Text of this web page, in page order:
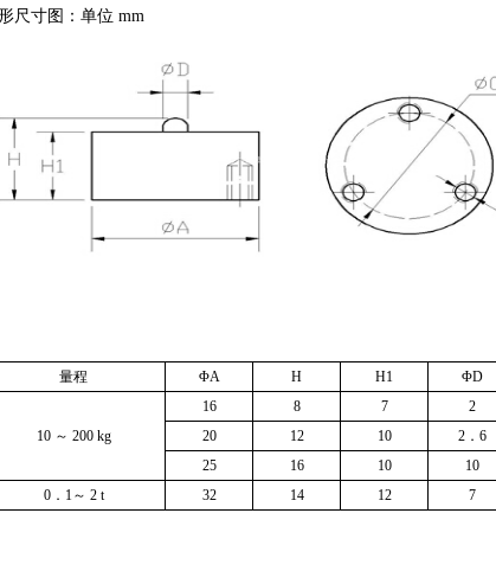
尺寸图：单位 mm
量程 ΦA H H1 ΦD
10 ～ 200 kg
16 8 7 2
20
12 10 2．6
25
16 10 10
0．1～ 2 t 32 14 12 7